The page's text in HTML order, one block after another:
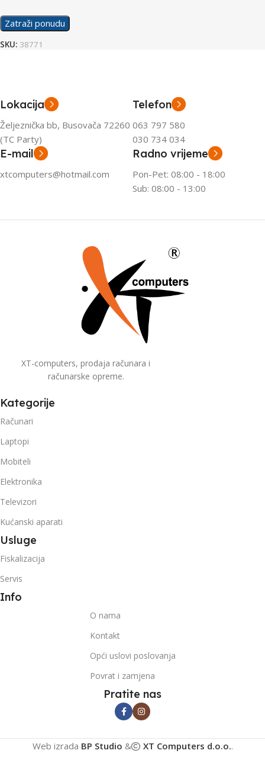
Zatraži ponudu
SKU: 38771
Lokacija
Željeznička bb, Busovača 72260
(TC Party)
Telefon
063 797 580
030 734 034
E-mail
xtcomputers@hotmail.com
Radno vrijeme
Pon-Pet: 08:00 - 18:00
Sub: 08:00 - 13:00
XT-computers, prodaja računara i
računarske opreme.
Kategorije
Računari
Laptopi
Mobiteli
Elektronika
Televizori
Kućanski aparati
Usluge
Fiskalizacija
Servis
Info
O nama
Kontakt
Opći uslovi poslovanja
Povrat i zamjena
Pratite nas
Web izrada BP Studio & XT Computers d.o.o..